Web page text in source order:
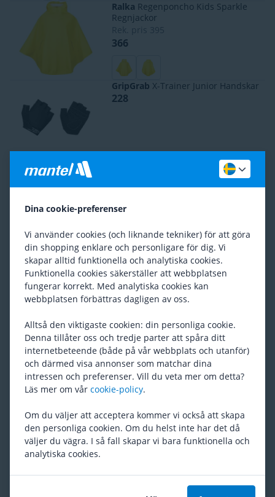
Ralka Regenponcho Kids Sparkle
Regnjackor
Rek. pris
395
366
GripGrab X-Trainer Junior Handskar
228
197
RogelliCore Långa cykelbyxor för
barn
(1)
800
(7)
Rek. pris316
274
RogelliPromo Armvärmare för barn
171
Dina cookie-preferenser
Vi använder cookies (och liknande tekniker) för att göra
din shopping enklare och personligare för dig. Vi
skapar alltid funktionella och analytiska cookies.
Funktionella cookies säkerställer att webbplatsen
fungerar korrekt. Med analytiska cookies kan
webbplatsen förbättras dagligen av oss.
Alltså den viktigaste cookien: din personliga cookie.
Denna tillåter oss och tredje parter att spåra ditt
internetbeteende (både på vår webbplats och utanför)
och därmed visa annonser som matchar dina
intressen och preferenser. Vill du veta mer om detta?
Läs mer om vår cookie-policy.
Om du väljer att acceptera kommer vi också att skapa
den personliga cookien. Om du helst inte har det då
väljer du vägra. I så fall skapar vi bara funktionella och
analytiska cookies.